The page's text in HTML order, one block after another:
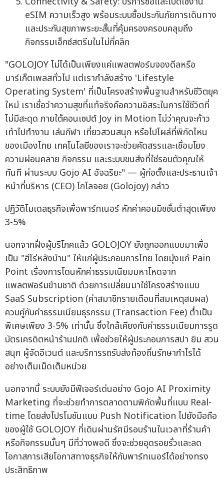
eSIM ความเร็วสูง พร้อมระบบซื้อประกันภัยการเดินทาง
และประกันสุขภาพระยะสั้นที่คุ้มครองครอบคลุมถึง
กิจกรรมเอ็กซ์สตรีมในไม่กี่คลิก
"GOLOJOY ไม่ได้เป็นเพียงแค่แพลตฟอร์มจองดีลหรือ
มาร์เก็ตเพลสทั่วไป แต่เรากำลังสร้าง 'Lifestyle
Operating System' ที่เป็นโครงสร้างพื้นฐานสำหรับชีวิตยุค
ใหม่ เราเชื่อว่าความสุขที่แท้จริงคือความอิสระในการใช้ชีวิตที่
ไม่มีสะดุด ภายใต้คอนเซปต์ Joy in Motion ไม่ว่าคุณจะก้าว
เท้าไปทำงาน เล่นกีฬา เที่ยวสวนสนุก หรือไปโผล่ที่พิกัดไหน
ของเมืองไทย เทคโนโลยีของเราจะช่วยคัดสรรและเชื่อมโยง
ความผ่อนคลาย กิจกรรม และระบบขนส่งที่ใช่รอบตัวคุณให้
ทันที ผ่านระบบ Gojo AI อัจฉริยะ" — ผู้ก่อตั้งและประธานเจ้า
หน้าที่บริหาร (CEO) โกโลจอย (Golojoy) กล่าว
ปฏิวัติโมเดลธุรกิจเพื่อพาร์ทเนอร์ หักค่าคอมมิชชั่นต่ำสุดเพียง
3-5%
นอกจากฝั่งผู้บริโภคแล้ว GOLOJOY ยังถูกออกแบบมาเพื่อ
เป็น "ฮีโร่หลังบ้าน" ให้แก่ผู้ประกอบการไทย โดยมุ่งแก้ Pain
Point เรื่องการโดนหักค่าธรรมเนียมมหาโหดจาก
แพลตฟอร์มข้ามชาติ ด้วยการเปลี่ยนมาใช้โครงสร้างแบบ
SaaS Subscription (ค่าสมาชิกรายเดือนที่สมเหตุสมผล)
ควบคู่กับค่าธรรมเนียมธุรกรรม (Transaction Fee) ต่ำเป็น
พิเศษเพียง 3-5% เท่านั้น ซึ่งใกล้เคียงกับค่าธรรมเนียมการรูด
บัตรเครดิตหน้าร้านปกติ เพื่อช่วยให้ผู้ประกอบการสปา ยิม สวน
สนุก ผู้จัดอีเวนต์ และบริการรถรับส่งท้องถิ่นรักษากำไรได้
อย่างเต็มเม็ดเต็มหน่วย
นอกจากนี้ ระบบยังมีฟีเจอร์เด่นอย่าง Gojo AI Proximity
Marketing ที่จะช่วยทำการตลาดตามพิกัดพื้นที่แบบ Real-
time โดยส่งโปรโมชันแบบ Push Notification ไปยังมือถือ
ของผู้ใช้ GOLOJOY ที่เดินผ่านรัศมีรอบร้านในเวลาที่ร้านค้า
หรือกิจกรรมนั้นๆ มีที่ว่างพอดี ซึ่งจะช่วยอุดรอยรั่วและลด
โอกาสการเสียโอกาสทางธุรกิจให้กับพาร์ทเนอร์ได้อย่างทรง
ประสิทธิภาพ